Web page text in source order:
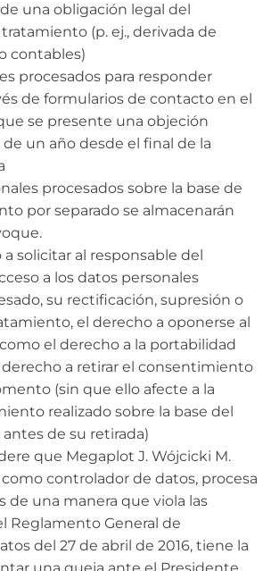
una obligación legal del
(p. ej., derivada de
contables)
procesados ​​para responder
de formularios de contacto en el
se presente una objeción
un año desde el final de la
procesados ​​sobre la base de
por separado se almacenarán
a solicitar al responsable del
a los datos personales
su rectificación, supresión o
el derecho a oponerse al
el derecho a la portabilidad
derecho a retirar el consentimiento
(sin que ello afecte a la
realizado sobre la base del
de su retirada)
que Megaplot J. Wójcicki M.
como controlador de datos, procesa
de una manera que viola las
Reglamento General de
del 27 de abril de 2016, tiene la